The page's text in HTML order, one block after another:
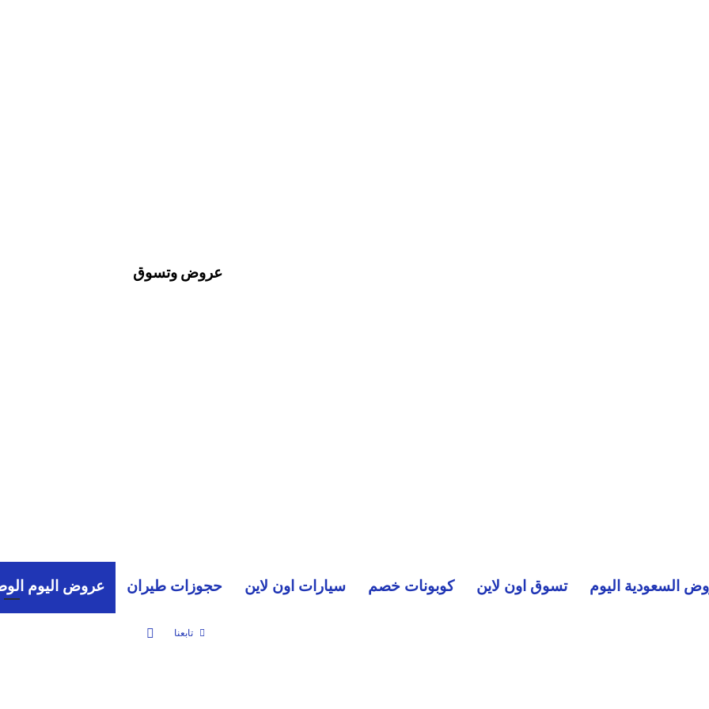
عروض وتسوق
السعودية اليوم تسوق اون لاين كوبونات خصم سيارات اون لاين حجوزات طيران عروض اليوم
تابعنا